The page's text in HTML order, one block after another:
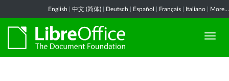
English 中文 (简体) Deutsch Español Français Italiano More...